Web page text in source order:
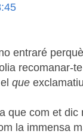
entraré
recomanar-
que
que com et
la immensa